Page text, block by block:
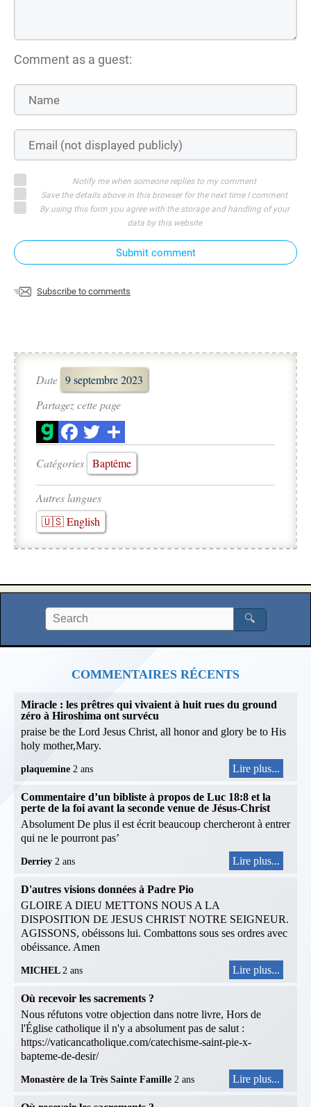
Comment as a guest:
Notify me when someone replies to my comment
Save the details above in this browser for the next time I comment
By using this form you agree with the storage and handling of your
data by this website
Submit comment
Subscribe to comments
Date 9 septembre 2023
Partagez cette page
Catégories Baptême
Autres langues
🇺🇸 English
🔍
COMMENTAIRES RÉCENTS
Miracle : les prêtres qui vivaient à huit rues du ground
zéro à Hiroshima ont survécu
praise be the Lord Jesus Christ, all honor and glory be to His
holy mother,Mary.
plaquemine 2 ans Lire plus...
Commentaire d’un bibliste à propos de Luc 18:8 et la
perte de la foi avant la seconde venue de Jésus-Christ
Absolument De plus il est écrit beaucoup chercheront à entrer
qui ne le pourront pas’
Derriey 2 ans Lire plus...
D'autres visions données à Padre Pio
GLOIRE A DIEU METTONS NOUS A LA
DISPOSITION DE JESUS CHRIST NOTRE SEIGNEUR.
AGISSONS, obéissons lui. Combattons sous ses ordres avec
obéissance. Amen
MICHEL 2 ans Lire plus...
Où recevoir les sacrements ?
Nous réfutons votre objection dans notre livre, Hors de
l'Église catholique il n'y a absolument pas de salut :
https://vaticancatholique.com/catechisme-saint-pie-x-
bapteme-de-desir/
Monastère de la Très Sainte Famille 2 ans Lire plus...